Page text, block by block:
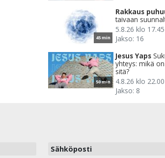
45 min
Rakkaus
taivaan
5.8.26 klo 17.45
Jakso: 16
50 min
Jesus Yaps
yhteys: mikä
sitä?
4.8.26 klo 22.00
Jakso: 8
Sähköposti